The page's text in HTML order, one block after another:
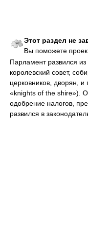
Этот раздел не
Вы поможете
Парламент развился
королевский совет,
церковников, дворян, и
«knights of the shire»).
одобрение налогов,
развился в